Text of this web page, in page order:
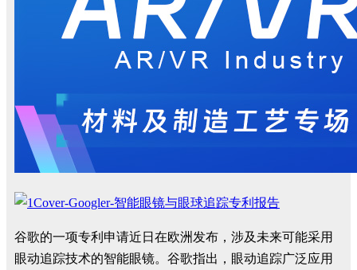
谷歌的一项专利申请近日在欧洲发布，涉及未来可能采用
眼动追踪技术的智能眼镜。谷歌指出，眼动追踪广泛应用